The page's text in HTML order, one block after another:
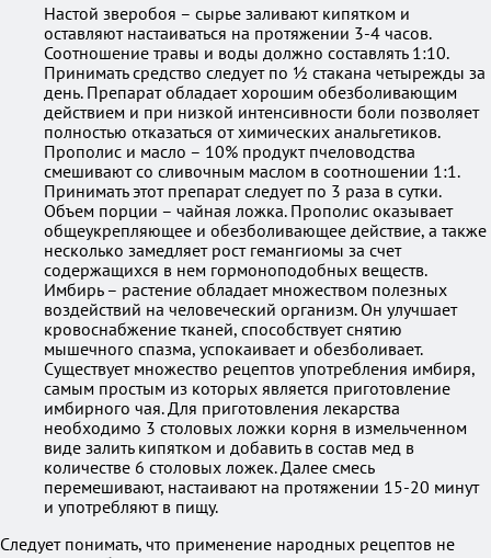
Настой зверобоя – сырье заливают кипятком и
оставляют настаиваться на протяжении 3-4 часов.
Соотношение травы и воды должно составлять 1:10.
Принимать средство следует по ½ стакана четырежды за
день. Препарат обладает хорошим обезболивающим
действием и при низкой интенсивности боли позволяет
полностью отказаться от химических анальгетиков.
Прополис и масло – 10% продукт пчеловодства
смешивают со сливочным маслом в соотношении 1:1.
Принимать этот препарат следует по 3 раза в сутки.
Объем порции – чайная ложка. Прополис оказывает
общеукрепляющее и обезболивающее действие, а также
несколько замедляет рост гемангиомы за счет
содержащихся в нем гормоноподобных веществ.
Имбирь – растение обладает множеством полезных
воздействий на человеческий организм. Он улучшает
кровоснабжение тканей, способствует снятию
мышечного спазма, успокаивает и обезболивает.
Существует множество рецептов употребления имбиря,
самым простым из которых является приготовление
имбирного чая. Для приготовления лекарства
необходимо 3 столовых ложки корня в измельченном
виде залить кипятком и добавить в состав мед в
количестве 6 столовых ложек. Далее смесь
перемешивают, настаивают на протяжении 15-20 минут
и употребляют в пищу.
Следует понимать, что применение народных рецептов не